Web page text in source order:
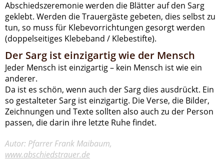
Abschiedszeremonie werden die Blätter auf den Sarg
geklebt. Werden die Trauergäste gebeten, dies selbst zu
tun, so muss für Klebevorrichtungen gesorgt werden
(doppelseitiges Klebeband / Klebestifte).
Der Sarg ist einzigartig wie der Mensch
Jeder Mensch ist einzigartig – kein Mensch ist wie ein
anderer.
Da ist es schön, wenn auch der Sarg dies ausdrückt. Ein
so gestalteter Sarg ist einzigartig. Die Verse, die Bilder,
Zeichnungen und Texte sollten also auch zu der Person
passen, die darin ihre letzte Ruhe findet.
Autor: Pfarrer Frank Maibaum,
www.abschiedstrauer.de